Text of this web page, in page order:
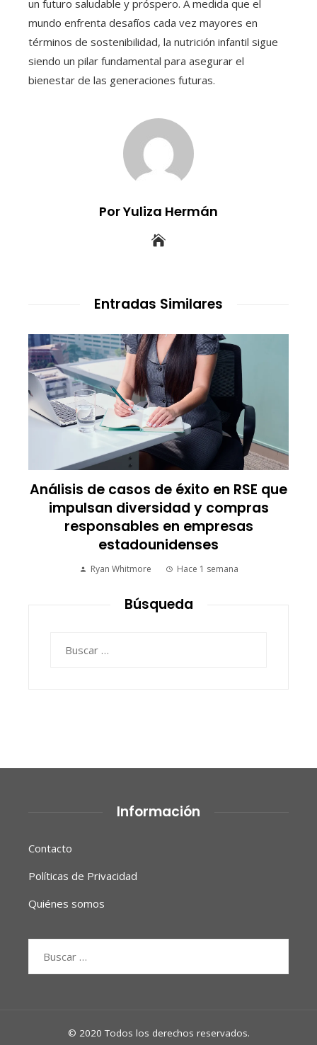
un futuro saludable y próspero. A medida que el
mundo enfrenta desafíos cada vez mayores en
términos de sostenibilidad, la nutrición infantil sigue
siendo un pilar fundamental para asegurar el
bienestar de las generaciones futuras.
Por Yuliza Hermán
Entradas Similares
Análisis de casos de éxito en RSE que
impulsan diversidad y compras
responsables en empresas
estadounidenses
Ryan Whitmore Hace 1 semana
Búsqueda
Información
Contacto
Políticas de Privacidad
Quiénes somos
© 2020 Todos los derechos reservados.